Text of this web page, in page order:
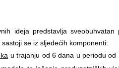
ideja predstavlja
se iz sljedećih komponenti:
u trajanju od 6 dana u periodu